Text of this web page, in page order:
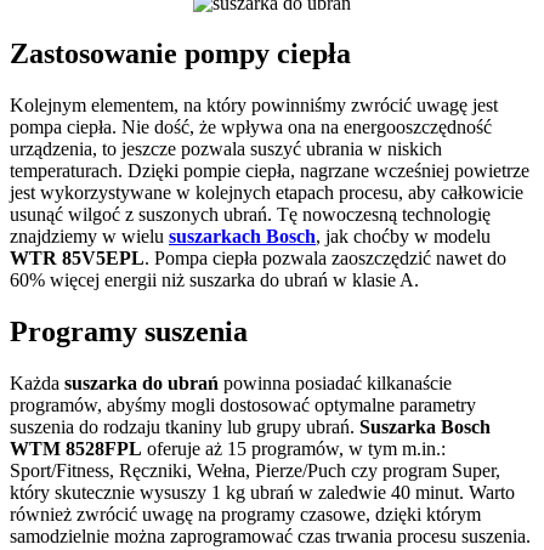
Zastosowanie pompy ciepła
Kolejnym elementem, na który powinniśmy zwrócić uwagę jest
pompa ciepła. Nie dość, że wpływa ona na energooszczędność
urządzenia, to jeszcze pozwala suszyć ubrania w niskich
temperaturach. Dzięki pompie ciepła, nagrzane wcześniej powietrze
jest wykorzystywane w kolejnych etapach procesu, aby całkowicie
usunąć wilgoć z suszonych ubrań. Tę nowoczesną technologię
znajdziemy w wielu suszarkach Bosch, jak choćby w modelu
WTR 85V5EPL. Pompa ciepła pozwala zaoszczędzić nawet do
60% więcej energii niż suszarka do ubrań w klasie A.
Programy suszenia
Każda suszarka do ubrań powinna posiadać kilkanaście
programów, abyśmy mogli dostosować optymalne parametry
suszenia do rodzaju tkaniny lub grupy ubrań. Suszarka Bosch
WTM 8528FPL oferuje aż 15 programów, w tym m.in.:
Sport/Fitness, Ręczniki, Wełna, Pierze/Puch czy program Super,
który skutecznie wysuszy 1 kg ubrań w zaledwie 40 minut. Warto
również zwrócić uwagę na programy czasowe, dzięki którym
samodzielnie można zaprogramować czas trwania procesu suszenia.